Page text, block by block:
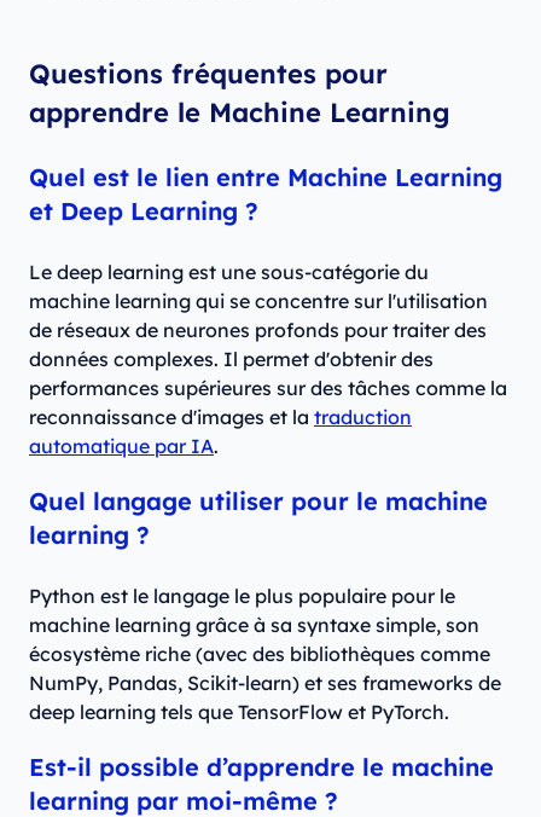
Questions fréquentes pour
apprendre le Machine Learning
Quel est le lien entre Machine Learning
et Deep Learning ?
Le deep learning est une sous-catégorie du
machine learning qui se concentre sur l'utilisation
de réseaux de neurones profonds pour traiter des
données complexes. Il permet d'obtenir des
performances supérieures sur des tâches comme la
reconnaissance d'images et la traduction
automatique par IA.
Quel langage utiliser pour le machine
learning ?
Python est le langage le plus populaire pour le
machine learning grâce à sa syntaxe simple, son
écosystème riche (avec des bibliothèques comme
NumPy, Pandas, Scikit-learn) et ses frameworks de
deep learning tels que TensorFlow et PyTorch.
Est-il possible d’apprendre le machine
learning par moi-même ?